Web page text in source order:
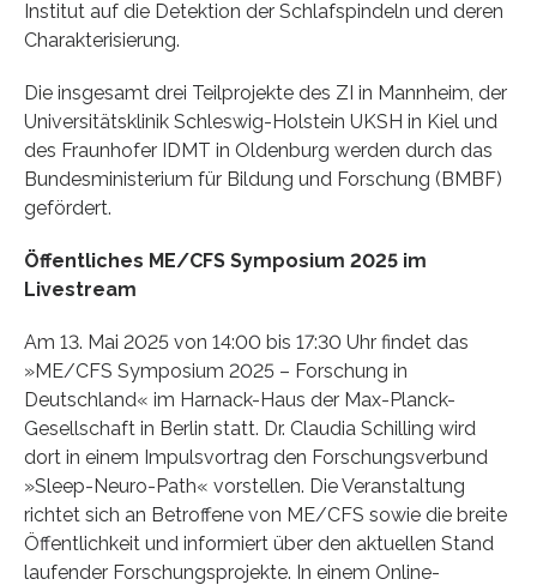
Institut auf die Detektion der Schlafspindeln und deren
Charakterisierung.
Die insgesamt drei Teilprojekte des ZI in Mannheim, der
Universitätsklinik Schleswig-Holstein UKSH in Kiel und
des Fraunhofer IDMT in Oldenburg werden durch das
Bundesministerium für Bildung und Forschung (BMBF)
gefördert.
Öffentliches ME/CFS Symposium 2025 im
Livestream
Am 13. Mai 2025 von 14:00 bis 17:30 Uhr findet das
»ME/CFS Symposium 2025 – Forschung in
Deutschland« im Harnack-Haus der Max-Planck-
Gesellschaft in Berlin statt. Dr. Claudia Schilling wird
dort in einem Impulsvortrag den Forschungsverbund
»Sleep-Neuro-Path« vorstellen. Die Veranstaltung
richtet sich an Betroffene von ME/CFS sowie die breite
Öffentlichkeit und informiert über den aktuellen Stand
laufender Forschungsprojekte. In einem Online-